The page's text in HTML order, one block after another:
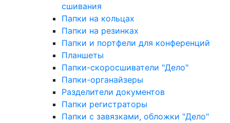
сшивания
Папки на кольцах
Папки на резинках
Папки и портфели для конференций
Планшеты
Папки-скоросшиватели "Дело"
Папки-органайзеры
Разделители документов
Папки регистраторы
Папки с завязками, обложки "Дело"